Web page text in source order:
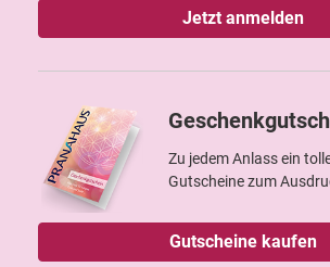
Jetzt anmelden
Zu jedem Anlass ein
Gutscheine zum
Gutscheine kaufen